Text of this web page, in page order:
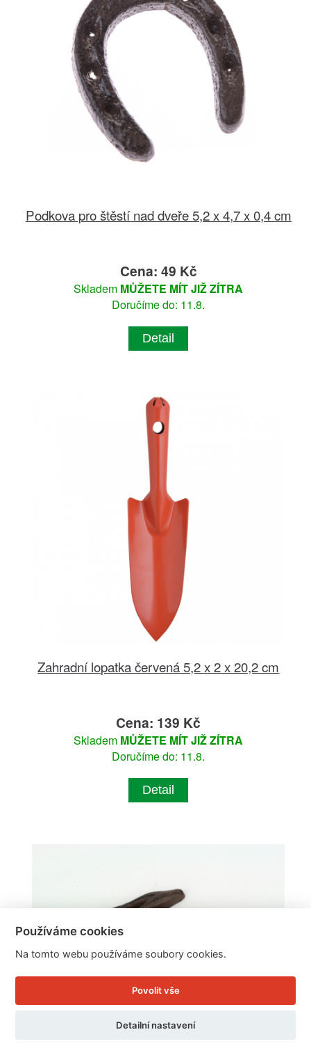
Podkova pro štěstí nad dveře 5,2 x 4,7 x 0,4 cm
Cena: 49 Kč
Skladem MŮŽETE MÍT JIŽ ZÍTRA
Doručíme do: 11.8.
Detail
Zahradní lopatka červená 5,2 x 2 x 20,2 cm
Cena: 139 Kč
Skladem MŮŽETE MÍT JIŽ ZÍTRA
Doručíme do: 11.8.
Detail
Používáme cookies
Na tomto webu používáme soubory cookies.
Povolit vše
Detailní nastavení